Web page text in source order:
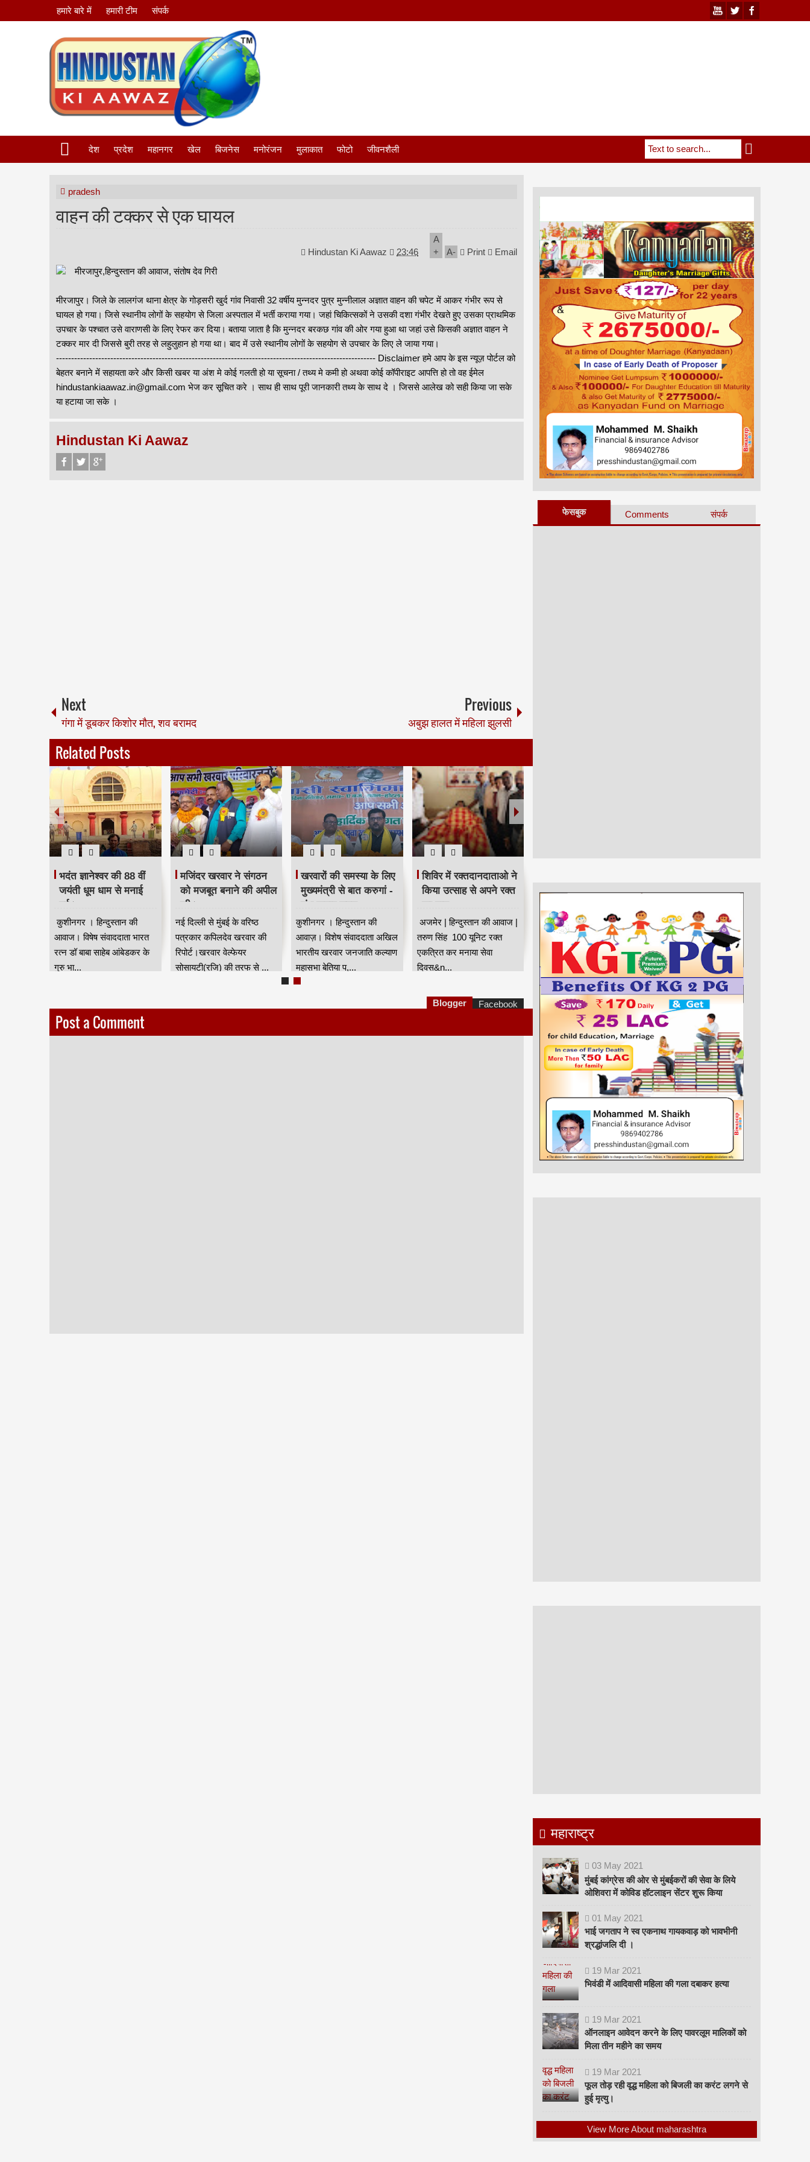
हमारे बारे में हमारी टीम संपर्क
देश प्रदेश महानगर खेल बिजनेस मनोरंजन मुलाकात फोटो जीवनशैली
pradesh
वाहन की टक्कर से एक घायल
Hindustan Ki Aawaz 23:46
A
+
A- Print
Email
मीरजापुर,हिन्दुस्तान की आवाज, संतोष देव गिरी
मीरजापुर। जिले के लालगंज थाना क्षेत्र के गोड़सरी खुर्द गांव निवासी 32 वर्षीय मुन्नदर पुत्र मुन्नीलाल अज्ञात वाहन की चपेट में आकर गंभीर रूप से
घायल हो गया। जिसे स्थानीय लोगों के सहयोग से जिला अस्पताल में भर्ती कराया गया। जहां चिकित्सकों ने उसकी दशा गंभीर देखते हुए उसका प्राथमिक
उपचार के पश्चात उसे वाराणसी के लिए रेफर कर दिया। बताया जाता है कि मुन्नदर बरकछ गांव की ओर गया हुआ था जहां उसे किसकी अज्ञात वाहन ने
टक्कर मार दी जिससे बुरी तरह से लहुलुहान हो गया था। बाद में उसे स्थानीय लोगों के सहयोग से उपचार के लिए ले जाया गया।
---------------------------------------------------------------------------------------------------------- Disclaimer हमे आप के इस न्यूज़ पोर्टल को
बेहतर बनाने में सहायता करे और किसी खबर या अंश मे कोई गलती हो या सूचना / तथ्य मे कमी हो अथवा कोई कॉपीराइट आपत्ति हो तो वह ईमेल
hindustankiaawaz.in@gmail.com भेज कर सूचित करे । साथ ही साथ पूरी जानकारी तथ्य के साथ दे । जिससे आलेख को सही किया जा सके
या हटाया जा सके ।
Hindustan Ki Aawaz
Next
गंगा में डूबकर किशोर मौत, शव बरामद
Previous
अबुझ हालत में महिला झुलसी
Related Posts
भदंत ज्ञानेश्वर की 88 वीं
जयंती धूम धाम से मनाई
गई।
कुशीनगर । हिन्दुस्तान की
आवाज। विषेष संवाददाता भारत
रत्न डॉ बाबा साहेब आंबेडकर के
गुरु भा...
मजिंदर खरवार ने संगठन
को मजबूत बनाने की अपील
की।
नई दिल्ली से मुंबई के वरिष्ठ
पत्रकार कपिलदेव खरवार की
रिपोर्ट।खरवार वेल्फेयर
सोसायटी(रजि) की तरफ से ...
खरवारों की समस्या के लिए
मुख्यमंत्री से बात करुगां -
शंभू कुमार सुमन
कुशीनगर । हिन्दुस्तान की
आवाज़। विशेष संवाददाता अखिल
भारतीय खरवार जनजाति कल्याण
महासभा बेतिया प,...
शिविर में रक्तदानदाताओ ने
किया उत्साह से अपने रक्त
का दान
अजमेर | हिन्दुस्तान की आवाज |
तरुण सिंह 100 यूनिट रक्त
एकत्रित कर मनाया सेवा
दिवस&n...
Post a Comment
Blogger Facebook
फेसबुक Comments संपर्क
महाराष्ट्र
03 May 2021
मुंबई कांग्रेस की ओर से मुंबईकरों की सेवा के लिये
ओशिवरा में कोविड हॉटलाइन सेंटर शुरू किया
01 May 2021
भाई जगताप ने स्व एकनाथ गायकवाड़ को भावभीनी
श्रद्धांजलि दी ।
19 Mar 2021
भिवंडी में आदिवासी महिला की गला दबाकर हत्या
19 Mar 2021
ऑनलाइन आवेदन करने के लिए पावरलूम मालिकों को
मिला तीन महीने का समय
19 Mar 2021
फूल तोड़ रही वृद्ध महिला को बिजली का करंट लगने से
हुई मृत्यु।
View More About maharashtra